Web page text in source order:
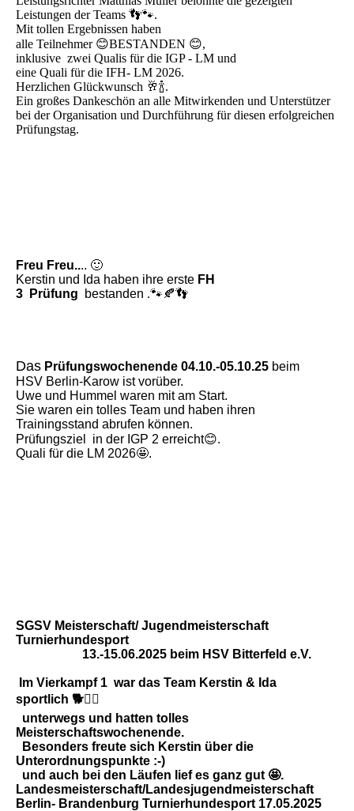
Leistungen der Teams 👣🐾.
Mit tollen Ergebnissen haben
alle Teilnehmer 😊BESTANDEN 😊,
inklusive zwei Qualis für die IGP - LM und
eine Quali für die IFH- LM 2026.
Herzlichen Glückwunsch 🥂🍾.
Ein großes Dankeschön an alle Mitwirkenden und Unterstützer
bei der Organisation und Durchführung für diesen erfolgreichen
Prüfungstag.
Freu Freu.... 🙂
Kerstin und Ida haben ihre erste FH
3 Prüfung bestanden .🐾🍂👣
Das Prüfungswochenende 04.10.-05.10.25 beim
HSV Berlin-Karow ist vorüber.
Uwe und Hummel waren mit am Start.
Sie waren ein tolles Team und haben ihren
Trainingsstand abrufen können.
Prüfungsziel in der IGP 2 erreicht😊.
Quali für die LM 2026🤩.
SGSV Meisterschaft/ Jugendmeisterschaft
Turnierhundesport
13.-15.06.2025 beim HSV Bitterfeld e.V.
Im Vierkampf 1 war das Team Kerstin & Ida
sportlich 🐕🏃‍♀️
unterwegs und hatten tolles
Meisterschaftswochenende.
Besonders freute sich Kerstin über die
Unterordnungspunkte :-)
und auch bei den Läufen lief es ganz gut 🤩.
Landesmeisterschaft/Landesjugendmeisterschaft
Berlin- Brandenburg Turnierhundesport 17.05.2025